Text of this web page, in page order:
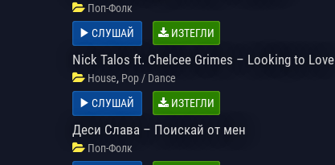
Поп-Фолк
СЛУШАЙ
ИЗТЕГЛИ
Nick Talos ft. Chelcee Grimes – Looking to Love
House, Pop / Dance
СЛУШАЙ
ИЗТЕГЛИ
Деси Слава – Поискай от мен
Поп-Фолк